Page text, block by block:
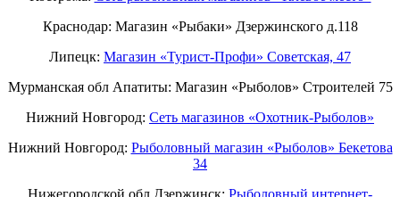
Краснодар: Магазин «Рыбаки» Дзержинского д.118
Липецк: Магазин «Турист-Профи» Советская, 47
Мурманская обл Апатиты: Магазин «Рыболов» Строителей 75
Нижний Новгород: Cеть магазинов «Охотник-Рыболов»
Нижний Новгород: Рыболовный магазин «Рыболов» Бекетова
34
Нижегородской обл Дзержинск: Рыболовный интернет-